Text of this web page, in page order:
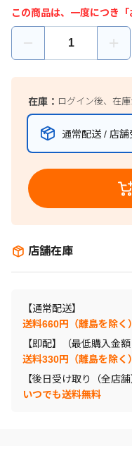
この商品は、一度につき「
在庫： ログイン後、在
通常配送 / 店舗
店舗在庫
【通常配送】
送料660円（離島を除
【即配】（最低購入金
送料330円（離島を除
【後日受け取り（全店舗
いつでも送料無料